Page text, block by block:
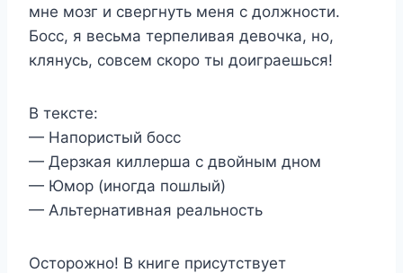
мне мозг и свергнуть меня с должности.
Босс, я весьма терпеливая девочка, но,
клянусь, совсем скоро ты доиграешься!
В тексте:
— Напористый босс
— Дерзкая киллерша с двойным дном
— Юмор (иногда пошлый)
— Альтернативная реальность
Осторожно! В книге присутствует